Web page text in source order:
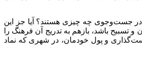
در جست‌وجوی چه چیزی هستند؟ آیا جز این
باشد، بازهم به تدریج آن فرهنگ را
و پول خودمان، در شهری که نماد